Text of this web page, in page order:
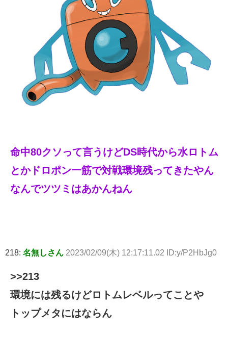
命中80クソって言うけどDS時代から水ロトム
とかドロポン一筋で対戦環境残ってきたやん
なんでツツミはあかんねん
218: 名無しさん 2023/02/09(木) 12:17:11.02 ID:y/P2HbJg0
>>213
環境には残るけどロトムレベルってことや
トップメタにはならん